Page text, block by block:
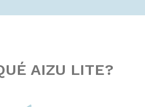
AIZU LITE?